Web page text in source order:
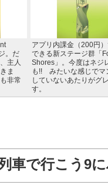
。だ
主人
ま
非常
アプリ内課金（200円
できる新ステージ群「
Shores」。今度はネジ
も!! みたいな感じでマ
していないあたりがグ
す。
車で行こう9